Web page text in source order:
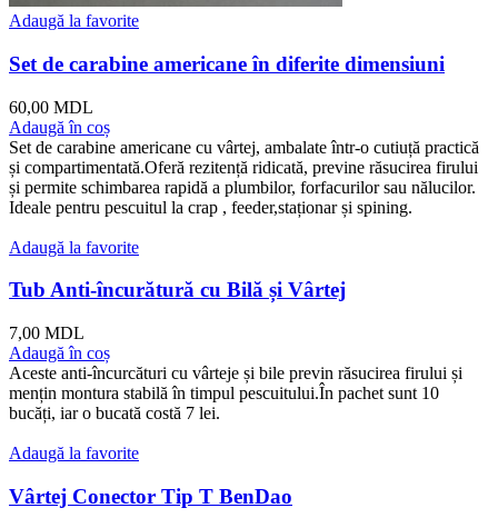
Adaugă la favorite
Set de carabine americane în diferite dimensiuni
60,00 MDL
Adaugă în coș
Set de carabine americane cu vârtej, ambalate într-o cutiuță practică
și compartimentată.Oferă rezitență ridicată, previne răsucirea firului
și permite schimbarea rapidă a plumbilor, forfacurilor sau nălucilor.
Ideale pentru pescuitul la crap , feeder,staționar și spining.
Adaugă la favorite
Tub Anti-încurătură cu Bilă și Vârtej
7,00 MDL
Adaugă în coș
Aceste anti-încurcături cu vârteje și bile previn răsucirea firului și
mențin montura stabilă în timpul pescuitului.În pachet sunt 10
bucăți, iar o bucată costă 7 lei.
Adaugă la favorite
Vârtej Conector Tip T BenDao